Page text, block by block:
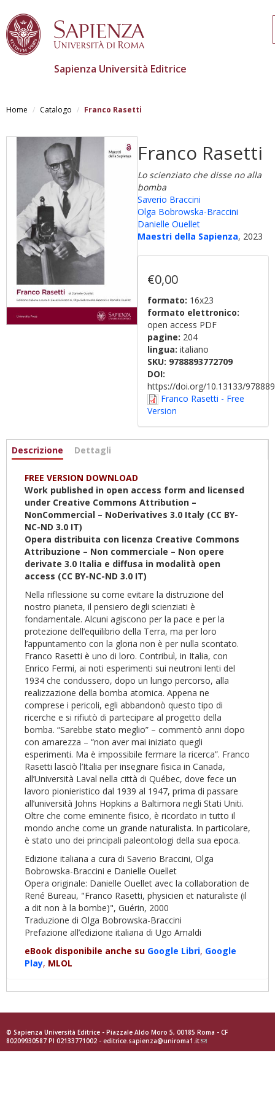
main
Sapienza Università Editrice
Home Catalogo Franco Rasetti
Franco Rasetti
Lo scienziato che disse no alla
bomba
Saverio Braccini
Olga Bobrowska-Braccini
Danielle Ouellet
Maestri della Sapienza, 2023
€0,00
formato: 16x23
formato elettronico:
open access PDF
pagine: 204
lingua: italiano
SKU: 9788893772709
DOI:
https://doi.org/10.13133/
Franco Rasetti - Free
Version
Informazioni
Descrizione (active
Dettagli
FREE VERSION DOWNLOAD
Work published in open access form and licensed
under Creative Commons Attribution –
NonCommercial – NoDerivatives 3.0 Italy (CC BY-
NC-ND 3.0 IT)
Opera distribuita con licenza Creative Commons
Attribuzione – Non commerciale – Non opere
derivate 3.0 Italia e diffusa in modalità open
access (CC BY-NC-ND 3.0 IT)
Nella riflessione su come evitare la distruzione del
nostro pianeta, il pensiero degli scienziati è
fondamentale. Alcuni agiscono per la pace e per la
protezione dell’equilibrio della Terra, ma per loro
l’appuntamento con la gloria non è per nulla scontato.
Franco Rasetti è uno di loro. Contribuì, in Italia, con
Enrico Fermi, ai noti esperimenti sui neutroni lenti del
1934 che condussero, dopo un lungo percorso, alla
realizzazione della bomba atomica. Appena ne
comprese i pericoli, egli abbandonò questo tipo di
ricerche e si rifiutò di partecipare al progetto della
bomba. “Sarebbe stato meglio” – commentò anni dopo
con amarezza – “non aver mai iniziato quegli
esperimenti. Ma è impossibile fermare la ricerca”. Franco
Rasetti lasciò l’Italia per insegnare fisica in Canada,
all’Università Laval nella città di Québec, dove fece un
lavoro pionieristico dal 1939 al 1947, prima di passare
all’università Johns Hopkins a Baltimora negli Stati Uniti.
Oltre che come eminente fisico, è ricordato in tutto il
mondo anche come un grande naturalista. In particolare,
è stato uno dei principali paleontologi della sua epoca.
Edizione italiana a cura di Saverio Braccini, Olga
Bobrowska-Braccini e Danielle Ouellet
Opera originale: Danielle Ouellet avec la collaboration de
René Bureau, "Franco Rasetti, physicien et naturaliste (il
a dit non à la bombe)", Guérin, 2000
Traduzione di Olga Bobrowska-Braccini
Prefazione all’edizione italiana di Ugo Amaldi
eBook disponibile anche su Google Libri, Google
Play, MLOL
© Sapienza Università Editrice - Piazzale Aldo Moro 5, 00185 Roma - CF
80209930587 PI 02133771002 - editrice.sapienza@uniroma1.it(link
sends